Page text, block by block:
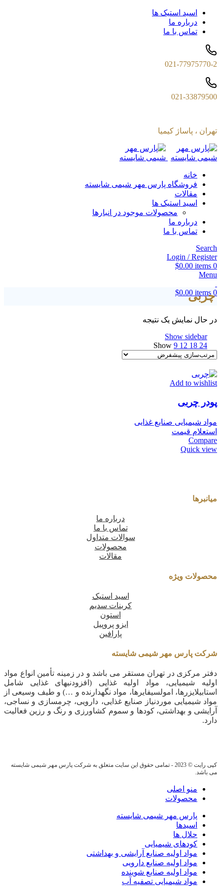
اسید استیک ها
درباره ما
تماس با ما
021-77975770-2
021-33879500
تهران ، پاساژ کیمیا
خانه
فروشگاه پارس مهر شیمی شایسته
مقالات
اسید استیک ها
محصولات موجود در انبارها
درباره ما
تماس با ما
Search
Login / Register
0
items
$0.00
Menu
0
items
$0.00چربی
در حال نمایش یک نتیجه
Show sidebar
Show 9 12 18 24
Add to wishlist
پودر چربی
مواد شیمیایی صنایع غذایی
استعلام قیمت
Compare
Quick view
میانبرها
درباره ما
تماس با ما
سوالات متداول
محصولات
مقالات
محصولات ویژه
اسید استیک
کربنات سدیم
استون
ایزو پروپیل
پارافین
شرکت پارس مهر شیمی شایسته
دفتر مرکزی در تهران مستقر می باشد و در زمینه تأمین انواع مواد
اولیه شیمیایی، مواد اولیه غذایی (افزودنیهای غذایی شامل
استابیلایزرها، امولسیفایرها، مواد نگهدارنده و …) و طیف وسیعی از
مواد شیمیایی موردنیاز صنایع غذایی، دارویی، چرمسازی و نساجی،
آرایشی و بهداشتی، کودها و سموم کشاورزی و رنگ و رزین فعالیت
دارد.
کپی رایت © 2023 - تمامی حقوق این سایت متعلق به شرکت پارس مهر شیمی شایسته
می باشد.
منو اصلی
محصولات
پارس مهر شیمی شایسته
اسیدها
حلال ها
کودهای شیمیایی
مواد اولیه صنایع آرایشی و بهداشتی
مواد اولیه صنایع دارویی
مواد اولیه صنایع شوینده
مواد شیمیایی تصفیه آب